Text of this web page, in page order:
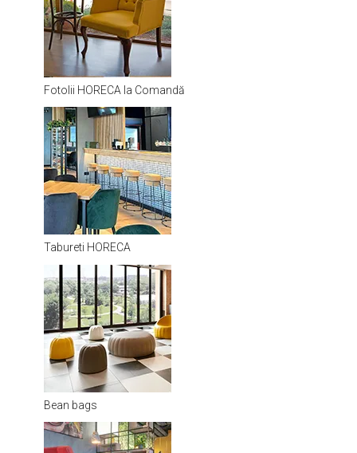
Fotolii HORECA la Comandă
Tabureti HORECA
Bean bags